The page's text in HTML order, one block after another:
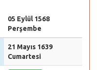
05 Eylül 1568
Perşembe
21 Mayıs 1639
Cumartesi